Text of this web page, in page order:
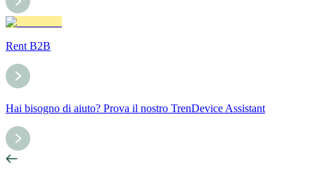
Rent B2B
Hai bisogno di aiuto? Prova il nostro TrenDevice Assistant